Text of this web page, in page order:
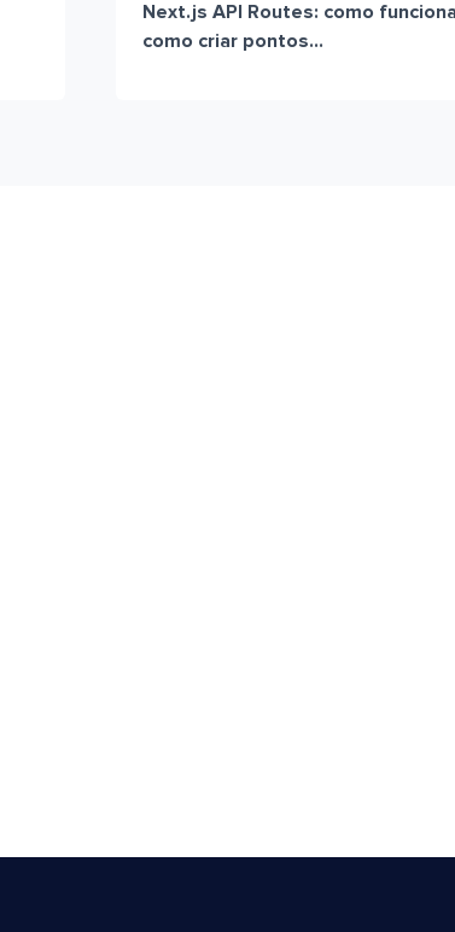
Next.js API Routes: como
como criar pontos...